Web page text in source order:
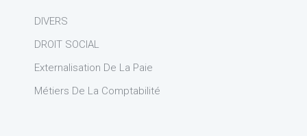
DIVERS
DROIT SOCIAL
Externalisation De La Paie
Métiers De La Comptabilité